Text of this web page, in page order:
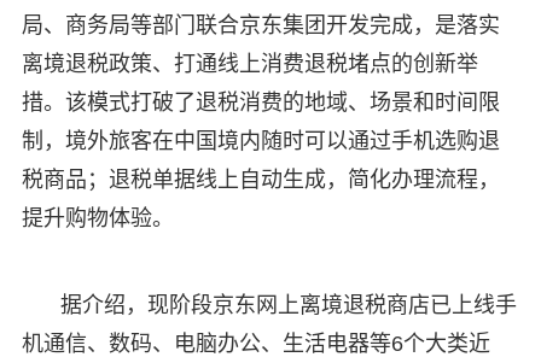
局、商务局等部门联合京东集团开发完成，是落实
离境退税政策、打通线上消费退税堵点的创新举
措。该模式打破了退税消费的地域、场景和时间限
制，境外旅客在中国境内随时可以通过手机选购退
税商品；退税单据线上自动生成，简化办理流程，
提升购物体验。
据介绍，现阶段京东网上离境退税商店已上线手
机通信、数码、电脑办公、生活电器等6个大类近